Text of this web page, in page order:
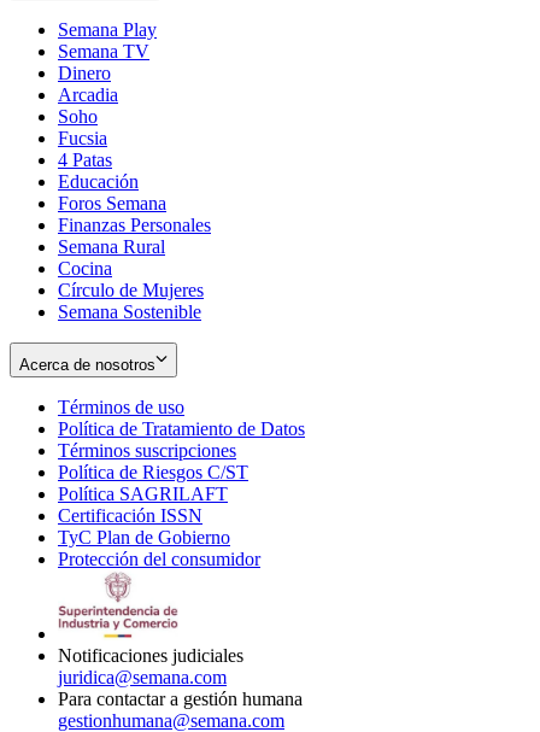
Semana Play
Semana TV
Dinero
Arcadia
Soho
in
new
window
Fucsia
in
new
window
4 Patas
Educación
Foros Semana
Finanzas Personales
Semana Rural
Cocina
Círculo de Mujeres
Semana Sostenible
Acerca de nosotros
Términos de uso
in
new
window
Política de Tratamiento de Datos
Términos suscripciones
in
Política de Riesgos C/ST
Política SAGRILAFT
new
window
Certificación ISSN
in
new
TyC Plan de Gobierno
in
Protección del consumidorOpens
Notificaciones judiciales
juridica@semana.com
Para contactar a gestión humana
gestionhumana@semana.com